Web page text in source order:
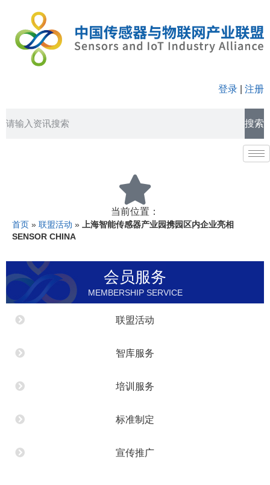
登录 注册
搜索
当前位置：
首页 » 联盟活动 »
上海智能传感器产业园携园区内企业亮相
SENSOR CHINA
会员服务
MEMBERSHIP SERVICE
联盟活动
智库服务
培训服务
标准制定
宣传推广